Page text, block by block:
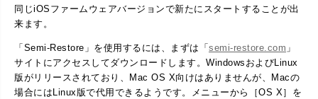
同じiOSファームウェアバージョンで新たにスタートすることが出
来ます。
「Semi-Restore」を使用するには、まずは「semi-restore.com 」
サイトにアクセスしてダウンロードします。WindowsおよびLinux
版がリリースされており、Mac OS X向けはありませんが、Macの
場合にはLinux版で代用できるようです。メニューから［OS X］を